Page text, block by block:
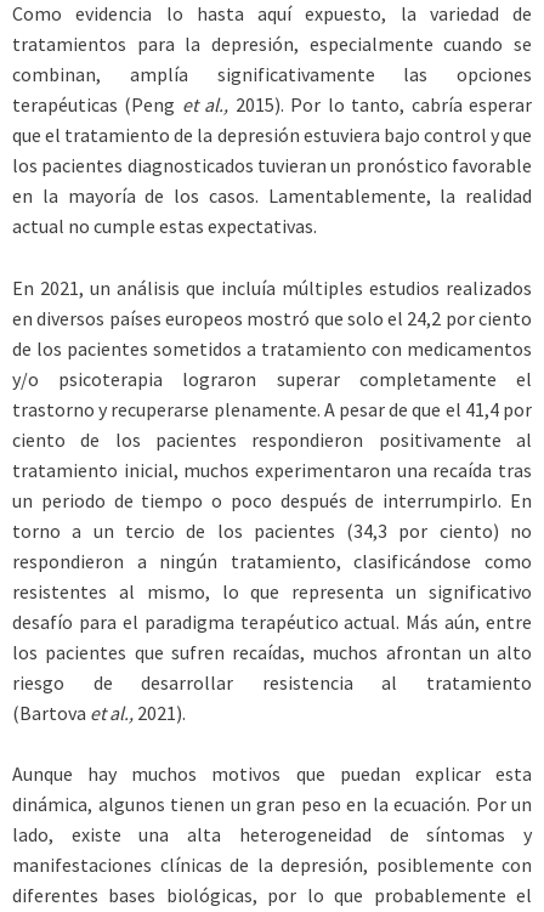
Como evidencia lo hasta aquí expuesto, la variedad de
tratamientos para la depresión, especialmente cuando se
combinan, amplía significativamente las opciones
terapéuticas (Peng et al., 2015). Por lo tanto, cabría esperar
que el tratamiento de la depresión estuviera bajo control y que
los pacientes diagnosticados tuvieran un pronóstico favorable
en la mayoría de los casos. Lamentablemente, la realidad
actual no cumple estas expectativas.
En 2021, un análisis que incluía múltiples estudios realizados
en diversos países europeos mostró que solo el 24,2 por ciento
de los pacientes sometidos a tratamiento con medicamentos
y/o psicoterapia lograron superar completamente el
trastorno y recuperarse plenamente. A pesar de que el 41,4 por
ciento de los pacientes respondieron positivamente al
tratamiento inicial, muchos experimentaron una recaída tras
un periodo de tiempo o poco después de interrumpirlo. En
torno a un tercio de los pacientes (34,3 por ciento) no
respondieron a ningún tratamiento, clasificándose como
resistentes al mismo, lo que representa un significativo
desafío para el paradigma terapéutico actual. Más aún, entre
los pacientes que sufren recaídas, muchos afrontan un alto
riesgo de desarrollar resistencia al tratamiento
(Bartova et al., 2021).
Aunque hay muchos motivos que puedan explicar esta
dinámica, algunos tienen un gran peso en la ecuación. Por un
lado, existe una alta heterogeneidad de síntomas y
manifestaciones clínicas de la depresión, posiblemente con
diferentes bases biológicas, por lo que probablemente el